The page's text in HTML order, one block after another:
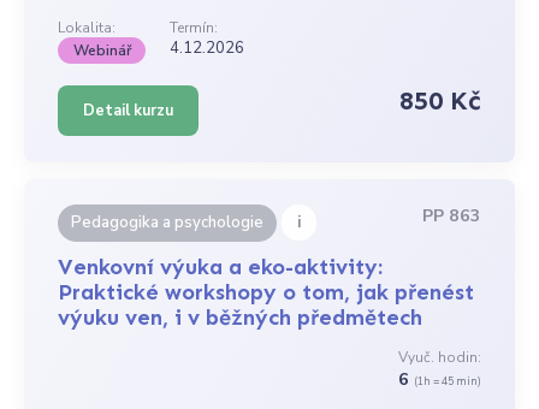
Lokalita:
Termín:
Webinář
4.12.2026
Detail kurzu 850 Kč
Pedagogika a psychologie i PP 863
Venkovní výuka a eko-aktivity:
Praktické workshopy o tom, jak přenést
výuku ven, i v běžných předmětech
Vyuč. hodin:
6 (1h = 45 min)